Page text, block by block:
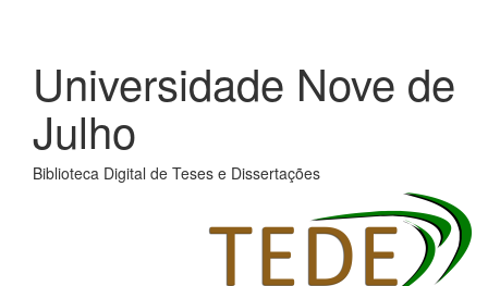
Universidade Nove de
Julho
Biblioteca Digital de Teses e Dissertações